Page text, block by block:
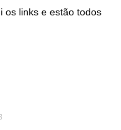
os links e estão todos